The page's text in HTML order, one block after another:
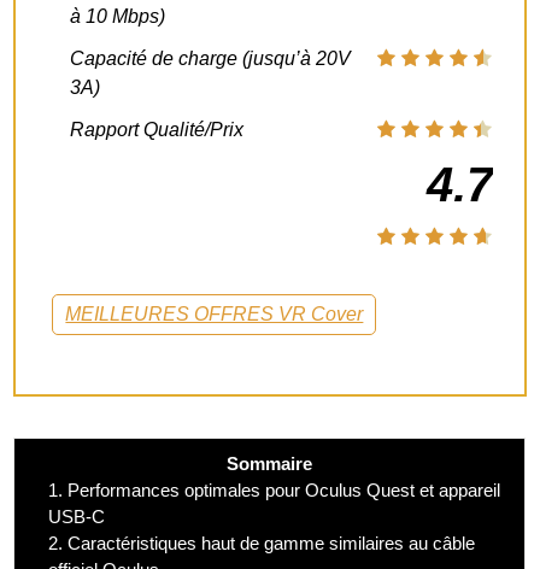
à 10 Mbps)
Capacité de charge (jusqu’à 20V
3A)
Rapport Qualité/Prix
4.7
MEILLEURES OFFRES VR Cover
Sommaire
1. Performances optimales pour Oculus Quest et appareil
USB-C
2. Caractéristiques haut de gamme similaires au câble